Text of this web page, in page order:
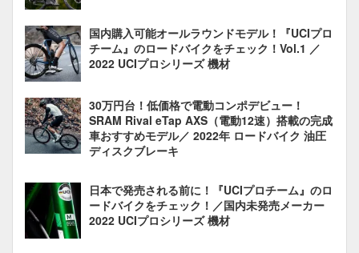
国内購入可能オールラウンドモデル！『UCIプロ
チーム』のロードバイクをチェック！Vol.1 ／
2022 UCIプロシリーズ 機材
30万円台！低価格で電動コンポデビュー！
SRAM Rival eTap AXS（電動12速）搭載の完成
車おすすめモデル／ 2022年 ロードバイク 油圧
ディスクブレーキ
日本で発売される前に！『UCIプロチーム』のロ
ードバイクをチェック！／国内未発売メーカー
2022 UCIプロシリーズ 機材